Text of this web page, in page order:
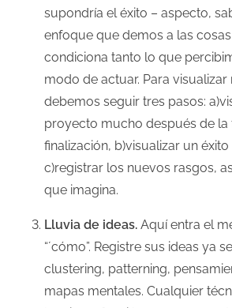
supondría el éxito – aspecto,
enfoque que demos a las
condiciona tanto lo que
modo de actuar. Para
debemos seguir tres pasos:
proyecto mucho después de la
finalización, b)visualizar un
c)registrar los nuevos rasgos,
que imagina.
Lluvia de ideas. Aquí entra el
“´cómo”. Registre sus ideas ya
clustering, patterning,
mapas mentales. Cualquier